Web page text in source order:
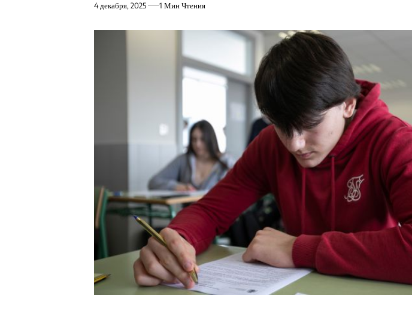
4 декабря, 2025 1 Мин Чтения